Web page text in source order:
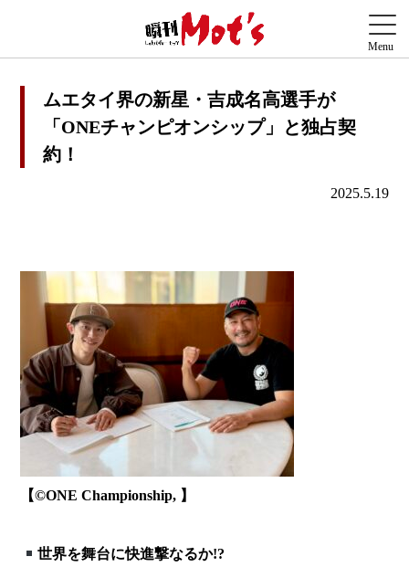
ムエタイ界の新星・吉成名高選手が
「ONEチャンピオンシップ」と独占契
約！
2025.5.19
【©️ONE Championship, 】
世界を舞台に快進撃なるか!?